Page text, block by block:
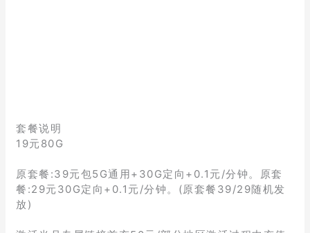
套餐说明
19元80G
原套餐:39元包5G通用+30G定向+0.1元/分钟。原套
餐:29元30G定向+0.1元/分钟。(原套餐39/29随机发
放)